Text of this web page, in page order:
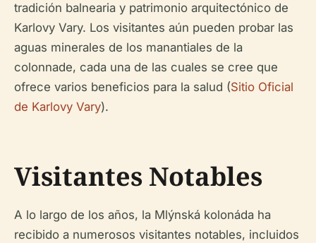
tradición balnearia y patrimonio arquitectónico de
Karlovy Vary. Los visitantes aún pueden probar las
aguas minerales de los manantiales de la
colonnade, cada una de las cuales se cree que
ofrece varios beneficios para la salud (Sitio Oficial
de Karlovy Vary).
Visitantes Notables
A lo largo de los años, la Mlýnská kolonáda ha
recibido a numerosos visitantes notables, incluidos